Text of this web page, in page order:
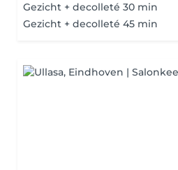
Gezicht + decolleté 30 min
Gezicht + decolleté 45 min